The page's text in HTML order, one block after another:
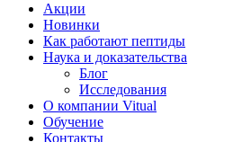
Акции
Новинки
Как работают пептиды
Наука и доказательства
Блог
Исследования
О компании Vitual
Обучение
Контакты